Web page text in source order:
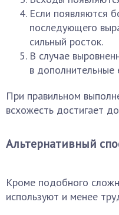
Если появляются
последующего
сильный росток.
В случае
в дополнительные
При правильном
всхожесть достигает
Альтернативный
Кроме подобного
используют и менее